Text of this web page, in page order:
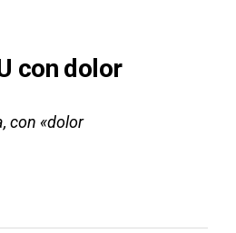
con dolor
con «dolor